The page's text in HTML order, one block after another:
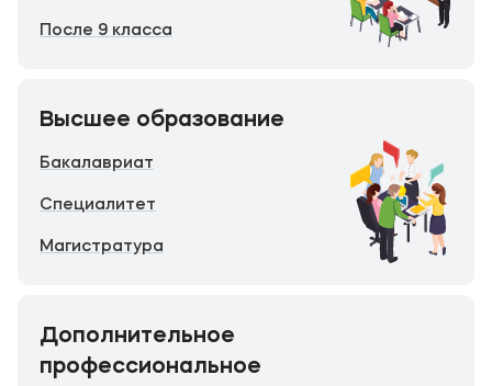
После 9 класса
Высшее образование
Бакалавриат
Специалитет
Магистратура
Дополнительное
профессиональное